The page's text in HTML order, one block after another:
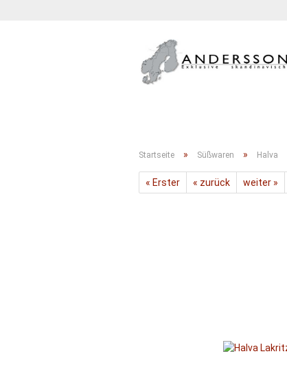
Startseite » Süßwaren » Halva
« Erster « zurück weiter »